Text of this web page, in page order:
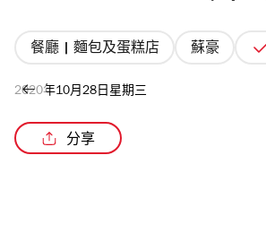
餐廳 | 麵包及蛋糕店 蘇豪
2020年10月28日星期三
分享